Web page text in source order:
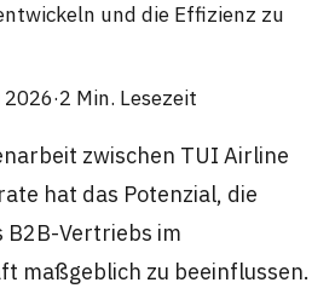
und die Effizienz zu
2026·2 Min. Lesezeit
zwischen TUI Airline
hat das Potenzial, die
B2B-Vertriebs im
maßgeblich zu beeinflussen.